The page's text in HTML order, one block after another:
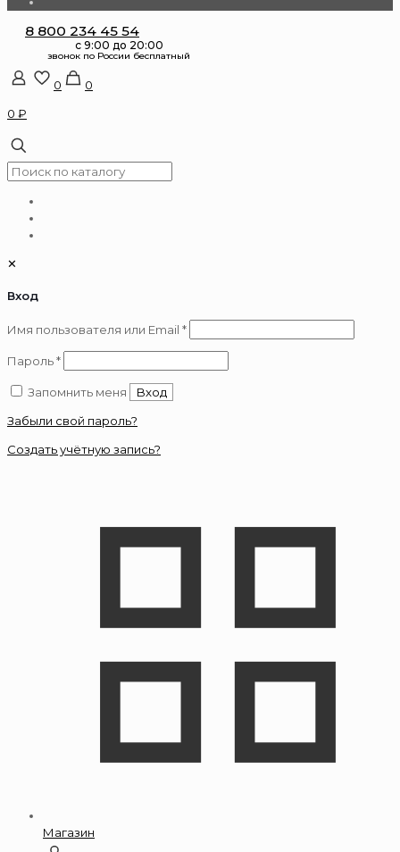
8 800 234 45 54
0
0
0 ₽
✕
Вход
Имя пользователя или Email *Обязательно
Пароль*Обязательно
Запомнить меня
Вход
Забыли свой пароль?
Создать учётную запись?
Магазин